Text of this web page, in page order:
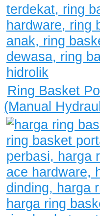
Ring Basket
(Manual